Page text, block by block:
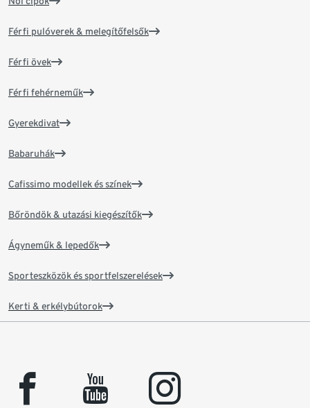
Férfi pulóverek & melegítőfelsők
Férfi övek
Férfi fehérneműk
Gyerekdivat
Babaruhák
Cafissimo modellek és színek
Bőröndök & utazási kiegészítők
Ágyneműk & lepedők
Sporteszközök és sportfelszerelések
Kerti & erkélybútorok
facebook youtube instagram